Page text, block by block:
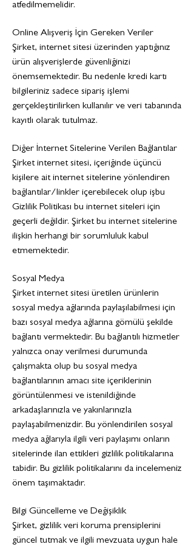
atfedilmemelidir.
Online Alışveriş İçin Gereken Veriler
Şirket, internet sitesi üzerinden yaptığınız
ürün alışverişlerde güvenliğinizi
önemsemektedir. Bu nedenle kredi kartı
bilgileriniz sadece sipariş işlemi
gerçekleştirilirken kullanılır ve veri tabanında
kayıtlı olarak tutulmaz.
Diğer İnternet Sitelerine Verilen Bağlantılar
Şirket internet sitesi, içeriğinde üçüncü
kişilere ait internet sitelerine yönlendiren
bağlantılar/linkler içerebilecek olup işbu
Gizlilik Politikası bu internet siteleri için
geçerli değildir. Şirket bu internet sitelerine
ilişkin herhangi bir sorumluluk kabul
etmemektedir.
Sosyal Medya
Şirket internet sitesi üretilen ürünlerin
sosyal medya ağlarında paylaşılabilmesi için
bazı sosyal medya ağlarına gömülü şekilde
bağlantı vermektedir. Bu bağlantılı hizmetler
yalnızca onay verilmesi durumunda
çalışmakta olup bu sosyal medya
bağlantılarının amacı site içeriklerinin
görüntülenmesi ve istenildiğinde
arkadaşlarınızla ve yakınlarınızla
paylaşabilmenizdir. Bu yönlendirilen sosyal
medya ağlarıyla ilgili veri paylaşımı onların
sitelerinde ilan ettikleri gizlilik politikalarına
tabidir. Bu gizlilik politikalarını da incelemeniz
önem taşımaktadır.
Bilgi Güncelleme ve Değişiklik
Şirket, gizlilik veri koruma prensiplerini
güncel tutmak ve ilgili mevzuata uygun hale